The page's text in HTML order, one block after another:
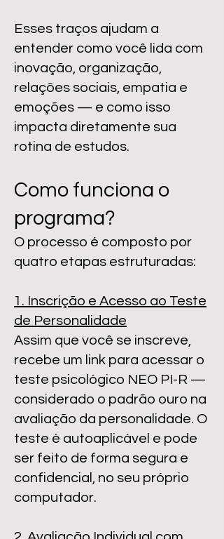
Esses traços ajudam a
entender como você lida com
inovação, organização,
relações sociais, empatia e
emoções — e como isso
impacta diretamente sua
rotina de estudos.
Como funciona o
programa?
O processo é composto por
quatro etapas estruturadas:
1. Inscrição e Acesso ao Teste
de Personalidade
Assim que você se inscreve,
recebe um link para acessar o
teste psicológico NEO PI-R —
considerado o padrão ouro na
avaliação da personalidade. O
teste é autoaplicável e pode
ser feito de forma segura e
confidencial, no seu próprio
computador.